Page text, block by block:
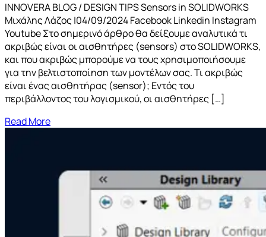
INNOVERA BLOG / DESIGN TIPS Sensors in SOLIDWORKS
Μιχάλης Λάζος |04/09/2024 Facebook Linkedin Instagram
Youtube Στο σημερινό άρθρο θα δείξουμε αναλυτικά τι
ακριβώς είναι οι αισθητήρες (sensors) στο SOLIDWORKS,
και που ακριβώς μπορούμε να τους χρησιμοποιήσουμε
για την βελτιστοποίηση των μοντέλων σας. Τι ακριβώς
είναι ένας αισθητήρας (sensor); Εντός του
περιβάλλοντος του λογισμικού, οι αισθητήρες […]
Read More